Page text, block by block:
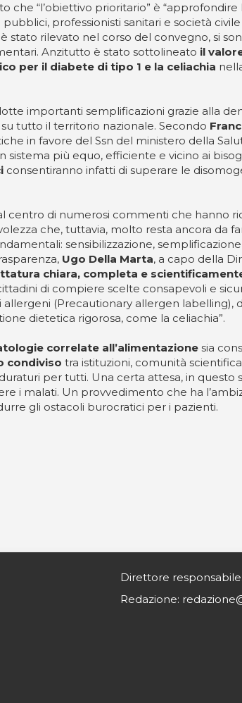
che “l’obiettivo prioritario” è
professionisti sanitari e società
rilevato nel corso del convegno, si
Anzitutto è stato sottolineato il
per il diabete di tipo 1 e la celiachia
importanti semplificazioni grazie alla
tutto il territorio nazionale. Secondo
in favore del Ssn del ministero della
più equo, efficiente e vicino ai
consentiranno infatti di superare le
centro di numerosi commenti che hanno
che, tuttavia, molto resta ancora da
sensibilizzazione,
Ugo Della Marta, a capo della
chiara, completa e
di compiere scelte consapevoli e
(Precautionary allergen labelling),
dietetica rigorosa, come la celiachia”.
correlate all’alimentazione sia
condiviso tra istituzioni, comunità
per tutti. Una certa attesa, in questo
i malati. Un provvedimento che ha
gli ostacoli burocratici per i pazienti.
Direttore
Redazione: